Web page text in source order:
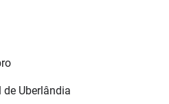
Uberlândia